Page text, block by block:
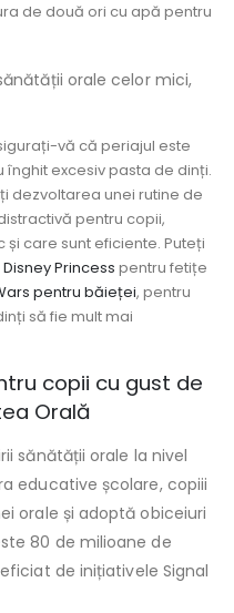
de două ori cu apă pentru
orale celor mici,
vă că periajul este
excesiv pasta de dinți.
dezvoltarea unei rutine de
pentru copii,
care sunt eficiente. Puteți
Princess pentru fetițe
pentru băieței, pentru
să fie mult mai
copii cu gust de
Orală
sănătății orale la nivel
educative școlare, copiii
orale și adoptă obiceiuri
80 de milioane de
de inițiativele Signal